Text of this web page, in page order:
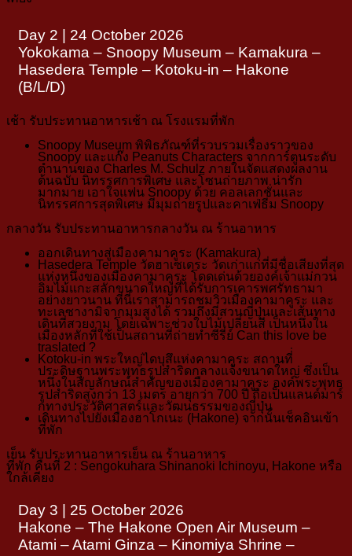
Day 2 | 24 October 2026
Yokokama – Snoopy Museum – Kamakura –
Hasedera Temple – Kotoku-in – Hakone
(B/L/D)
เช้า รับประทานอาหารเช้า ณ โรงแรมที่พัก
Snoopy Museum พิพิธภัณฑ์ที่รวบรวมเรื่องราวของ
Snoopy และแก๊ง Peanuts Characters จากการ์ตูนระดับ
ตำนานของ Charles M. Schulz ภายในจัดแสดงผลงาน
ต้นฉบับ นิทรรศการพิเศษ และโซนถ่ายภาพ น่ารัก
มากมาย เอาใจแฟน Snoopy ด้วย คอลเลกชั่นและ
นิทรรศการสุดพิเศษ มีมุมถ่ายรูปและคาเฟ่ธีม Snoopy
กลางวัน รับประทานอาหารกลางวัน ณ ร้านอาหาร
ออกเดินทางสู่เมืองคามาคูระ (Kamakura)
Hasedera Temple วัดฮาเซเดระ วัดเก่าแก่ที่มีชื่อเสียงที่สุด
แห่งหนึ่งของเมืองคามาคูระ โดดเด่นด้วยองค์เจ้าแม่กวน
อิมไม้แกะสลักขนาดใหญ่ที่ได้รับการเคารพศรัทธามา
อย่างยาวนาน ที่นี่เราสามารถชมวิวเมืองคามาคูระ และ
ทะเลซางามิจากมุมสูงได้ รวมถึงมีสวนญี่ปุ่นและเส้นทาง
เดินที่สวยงาม โดยเฉพาะช่วงใบไม้เปลี่ยนสี เป็นหนึ่งใน
เมืองหลักที่ใช้เป็นสถานที่ถ่ายทำซีรี่ย์ Can this love be
traslated ?
Kotoku-in พระใหญ่ไดบุสึแห่งคามาคูระ สถานที่่
ประดิษฐานพระพุทธรูปสำริดกลางแจ้งขนาดใหญ่ ซึ่งเป็น
หนึ่งในสัญลักษณ์สำคัญของเมืองคามาคูระ องค์พระพุทธ
รูปสำริดสูงกว่า 13 เมตร อายุกว่า 700 ปี ถือเป็นแลนด์มาร์
กทางประวัติศาสตร์และวัฒนธรรมของญี่ปุ่น
เดินทางไปยังเมืองฮาโกเนะ (Hakone) จากนั้นเช็คอินเข้า
ที่พัก
เย็น รับประทานอาหารเย็น ณ ร้านอาหาร
ที่พัก คืนที่ 2 : Sengokuhara Shinanoki Ichinoyu, Hakone หรือ
ใกล้เคียง
Day 3 | 25 October 2026
Hakone – The Hakone Open Air Museum –
Atami – Atami Ginza – Kinomiya Shrine –